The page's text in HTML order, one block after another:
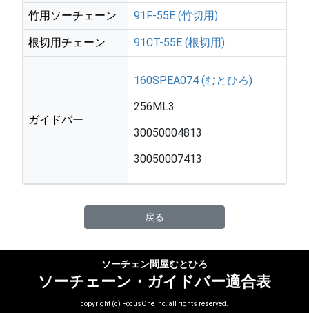
竹用ソーチェーン 91F-55E (竹切用)
根切用チェーン 91CT-55E (根切用)
ガイドバー
160SPEA074 (むとひろ)
256ML3
30050004813
30050007413
戻る
ソーチェン問屋むとひろ
ソーチェーン・ガイドバー適合表
copyright (c) FocusOne Inc. all rights reserved.